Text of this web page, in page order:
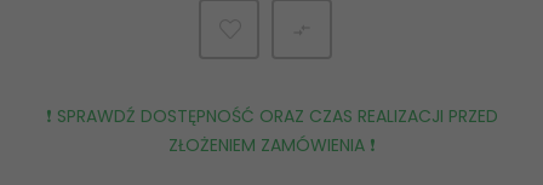
❗️ SPRAWDŹ DOSTĘPNOŚĆ ORAZ CZAS REALIZACJI PRZED
ZŁOŻENIEM ZAMÓWIENIA ❗️